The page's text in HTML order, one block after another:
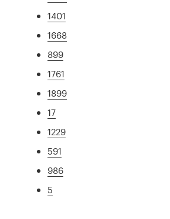
1401
1668
899
1761
1899
17
1229
591
986
5